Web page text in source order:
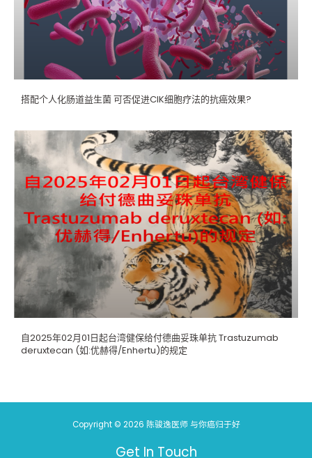
搭配个人化肠道益生菌 可否促进CIK细胞疗法的抗癌效果?
自2025年02月01日起台湾健保给付德曲妥珠单抗 Trastuzumab
deruxtecan (如:优赫得/Enhertu)的规定
Copyright © 2026 陈骏逸医师 与你癌归于好
Get In Touch